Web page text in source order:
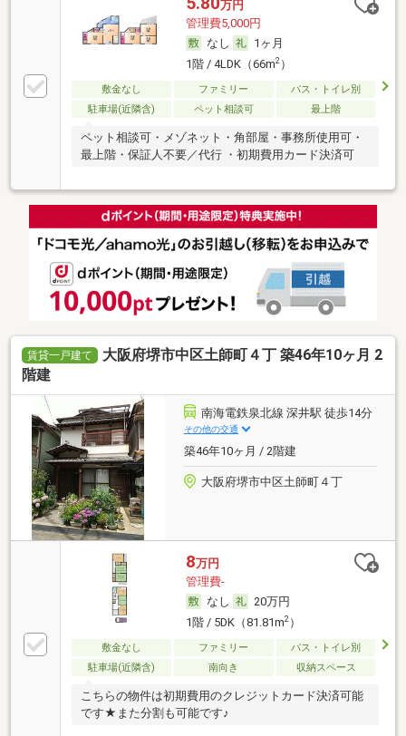
万円
管理費5,000円
なし
1ヶ月
1階 / 4LDK（66m2）
敷金なし ファミリー
バス・トイレ別
駐車場(近隣含)
ペット相談可 最上階
ペット相談可・メゾネット・角部屋・事務所使用可・
最上階・保証人不要／代行 ・初期費用カード決済可
賃貸一戸建て
大阪府堺市中区土師町４丁 築46年10ヶ月 2
階建
南海電鉄泉北線 深井駅 徒歩14分
その他の交通
築46年10ヶ月 / 2階建
大阪府堺市中区土師町４丁
8万円
管理費-
なし
20万円
1階 / 5DK（81.81m2）
敷金なし ファミリー
バス・トイレ別
駐車場(近隣含)
南向き 収納スペース
こちらの物件は初期費用のクレジットカード決済可能
です★また分割も可能です♪